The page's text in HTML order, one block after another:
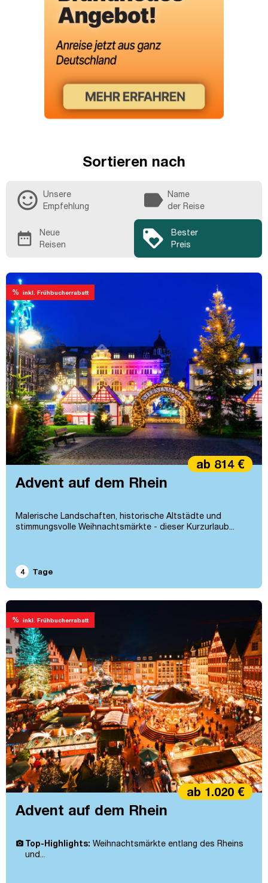
Sortieren nach
sentiment_satisfied_alt
Unsere
Empfehlung
label Name
der Reise
date_range
Neue
Reisen
loyalty
Bester
Preis
% inkl. Frühbucherrabatt
Advent auf dem Rhein
Malerische Landschaften, historische Altstädte und
stimmungsvolle Weihnachtsmärkte - dieser Kurzurlaub...
ab 814 €
4 Tage
% inkl. Frühbucherrabatt
Advent auf dem Rhein
Top-Highlights: Weihnachtsmärkte entlang des Rheins
und...
ab 1.020 €